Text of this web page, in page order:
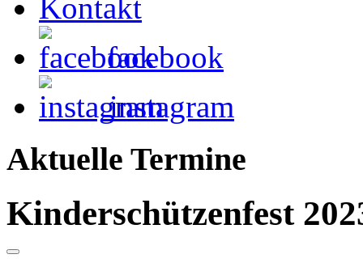
Kontakt
facebook
instagram
Aktuelle Termine
Kinderschützenfest